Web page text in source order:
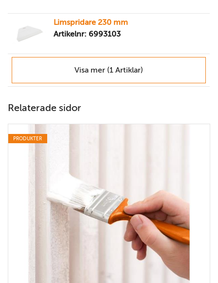
Limspridare 230 mm
Artikelnr: 6993103
Visa mer (1 Artiklar)
Relaterade sidor
PRODUKTER